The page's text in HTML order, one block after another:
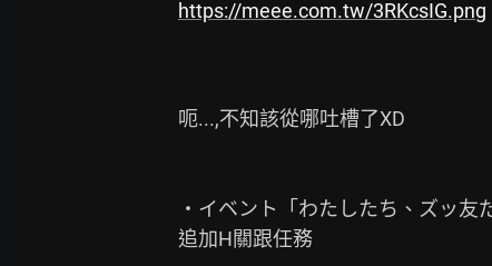
https://meee.com.tw/3RKcsIG.png
呃...,不知該從哪吐槽了XD
・イベント「わたしたち、ズッ友
追加H關跟任務